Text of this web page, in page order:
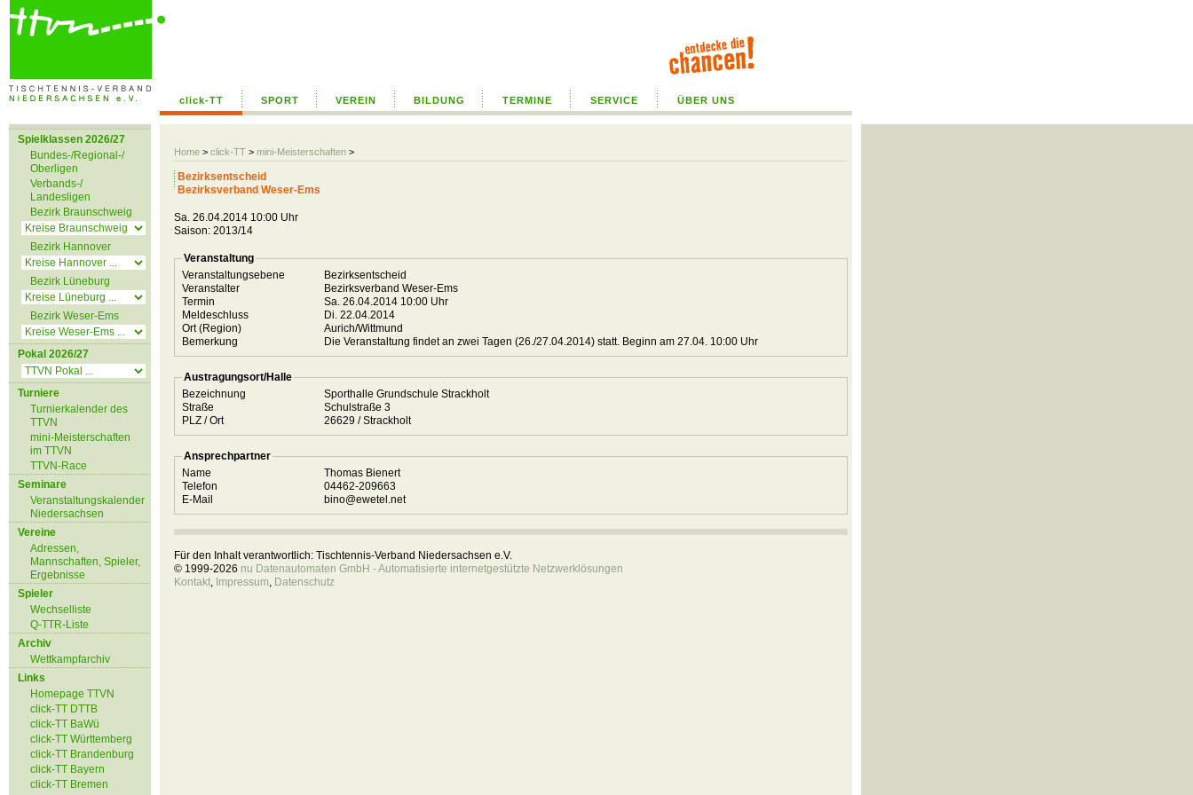
click-TT SPORT VEREIN BILDUNG TERMINE SERVICE ÜBER UNS
Home > click-TT > mini-Meisterschaften >
Spielklassen 2026/27
Bundes-/Regional-/
Oberligen
Verbands-/
Landesligen
Bezirk Braunschweig
Bezirk Hannover
Bezirk Lüneburg
Bezirk Weser-Ems
Pokal 2026/27
Turniere
Turnierkalender des
TTVN
mini-Meisterschaften
im TTVN
TTVN-Race
Seminare
Veranstaltungskalender
Niedersachsen
Vereine
Adressen,
Mannschaften, Spieler,
Ergebnisse
Spieler
Wechselliste
Q-TTR-Liste
Archiv
Wettkampfarchiv
Links
Homepage TTVN
click-TT DTTB
click-TT BaWü
click-TT Württemberg
click-TT Brandenburg
click-TT Bayern
click-TT Bremen
Bezirksentscheid
Bezirksverband Weser-Ems
Sa. 26.04.2014 10:00 Uhr
Saison: 2013/14
Veranstaltung
Veranstaltungsebene
Bezirksentscheid
Veranstalter
Bezirksverband Weser-Ems
Termin
Sa. 26.04.2014 10:00 Uhr
Meldeschluss
Di. 22.04.2014
Ort (Region)
Aurich/Wittmund
Bemerkung
Die Veranstaltung findet an zwei Tagen (26./27.04.2014) statt. Beginn am 27.04. 10:00 Uhr
Austragungsort/Halle
Bezeichnung
Sporthalle Grundschule Strackholt
Straße
Schulstraße 3
PLZ / Ort
26629 / Strackholt
Ansprechpartner
Name
Thomas Bienert
Telefon
04462-209663
E-Mail
bino@ewetel.net
Für den Inhalt verantwortlich: Tischtennis-Verband Niedersachsen e.V.
© 1999-2026 nu Datenautomaten GmbH - Automatisierte internetgestützte Netzwerklösungen
Kontakt, Impressum, Datenschutz